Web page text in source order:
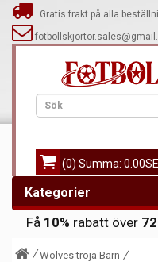
Gratis frakt på alla
(0) Summa:
Kategorier
Få 10% rabatt över
Wolves tröja Barn